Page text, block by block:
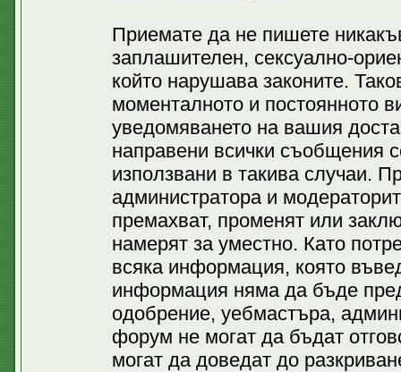
Приемате да не пишете
заплашителен, сексуално-
който нарушава законите.
моменталното и постоянното
уведомяването на вашия
направени всички съобщения
използвани в такива случаи.
администратора и
премахват, променят или
намерят за уместно. Като
всяка информация, която
информация няма да бъде
одобрение, уебмастъра,
форум не могат да бъдат
могат да доведат до